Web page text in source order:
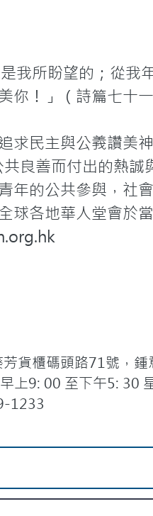
我所盼望的；從我
你！」（詩篇七十
求民主與公義讚美
良善而付出的熱
年的公共參與，社
球各地華人堂會於
櫃碼頭路71號，鍾
上9: 00 至下午5: 30
1233